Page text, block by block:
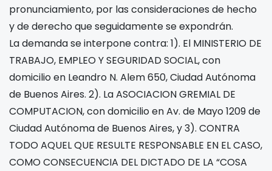
pronunciamiento, por las consideraciones de hecho
y de derecho que seguidamente se expondrán.
La demanda se interpone contra: 1). El MINISTERIO DE
TRABAJO, EMPLEO Y SEGURIDAD SOCIAL, con
domicilio en Leandro N. Alem 650, Ciudad Autónoma
de Buenos Aires. 2). La ASOCIACION GREMIAL DE
COMPUTACION, con domicilio en Av. de Mayo 1209 de
Ciudad Autónoma de Buenos Aires, y 3). CONTRA
TODO AQUEL QUE RESULTE RESPONSABLE EN EL CASO,
COMO CONSECUENCIA DEL DICTADO DE LA “COSA